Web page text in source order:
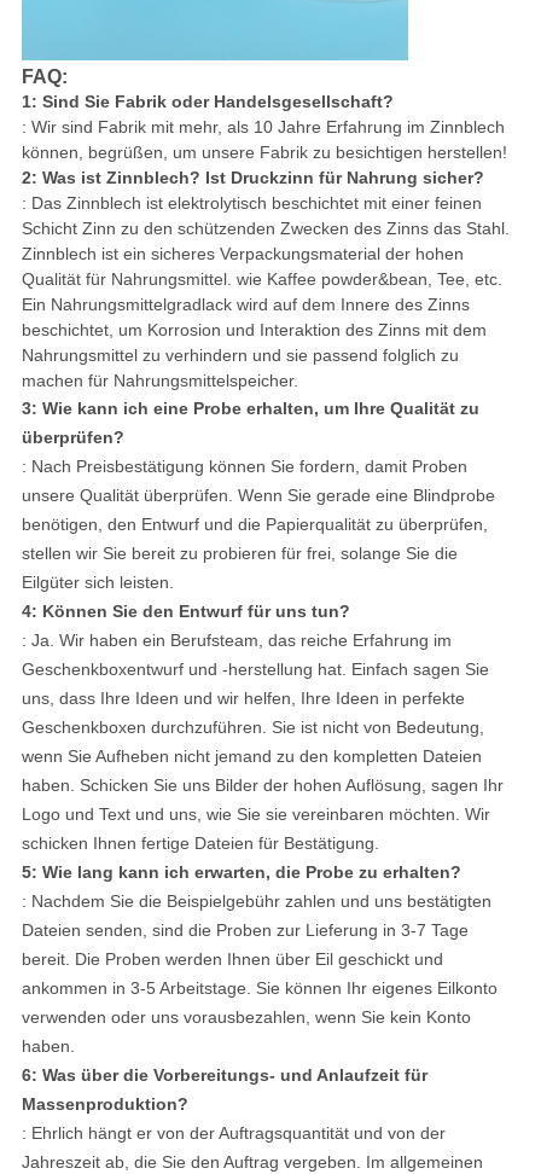
FAQ:
1: Sind Sie Fabrik oder Handelsgesellschaft?
: Wir sind Fabrik mit mehr, als 10 Jahre Erfahrung im Zinnblech
können, begrüßen, um unsere Fabrik zu besichtigen herstellen!
2: Was ist Zinnblech? Ist Druckzinn für Nahrung sicher?
: Das Zinnblech ist elektrolytisch beschichtet mit einer feinen
Schicht Zinn zu den schützenden Zwecken des Zinns das Stahl.
Zinnblech ist ein sicheres Verpackungsmaterial der hohen
Qualität für Nahrungsmittel. wie Kaffee powder&bean, Tee, etc.
Ein Nahrungsmittelgradlack wird auf dem Innere des Zinns
beschichtet, um Korrosion und Interaktion des Zinns mit dem
Nahrungsmittel zu verhindern und sie passend folglich zu
machen für Nahrungsmittelspeicher.
3: Wie kann ich eine Probe erhalten, um Ihre Qualität zu
überprüfen?
: Nach Preisbestätigung können Sie fordern, damit Proben
unsere Qualität überprüfen. Wenn Sie gerade eine Blindprobe
benötigen, den Entwurf und die Papierqualität zu überprüfen,
stellen wir Sie bereit zu probieren für frei, solange Sie die
Eilgüter sich leisten.
4: Können Sie den Entwurf für uns tun?
: Ja. Wir haben ein Berufsteam, das reiche Erfahrung im
Geschenkboxentwurf und -herstellung hat. Einfach sagen Sie
uns, dass Ihre Ideen und wir helfen, Ihre Ideen in perfekte
Geschenkboxen durchzuführen. Sie ist nicht von Bedeutung,
wenn Sie Aufheben nicht jemand zu den kompletten Dateien
haben. Schicken Sie uns Bilder der hohen Auflösung, sagen Ihr
Logo und Text und uns, wie Sie sie vereinbaren möchten. Wir
schicken Ihnen fertige Dateien für Bestätigung.
5: Wie lang kann ich erwarten, die Probe zu erhalten?
: Nachdem Sie die Beispielgebühr zahlen und uns bestätigten
Dateien senden, sind die Proben zur Lieferung in 3-7 Tage
bereit. Die Proben werden Ihnen über Eil geschickt und
ankommen in 3-5 Arbeitstage. Sie können Ihr eigenes Eilkonto
verwenden oder uns vorausbezahlen, wenn Sie kein Konto
haben.
6: Was über die Vorbereitungs- und Anlaufzeit für
Massenproduktion?
: Ehrlich hängt er von der Auftragsquantität und von der
Jahreszeit ab, die Sie den Auftrag vergeben. Im allgemeinen